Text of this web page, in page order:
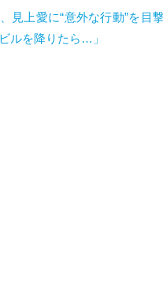
見上愛に“意外な行動”を目
ルを降りたら…」